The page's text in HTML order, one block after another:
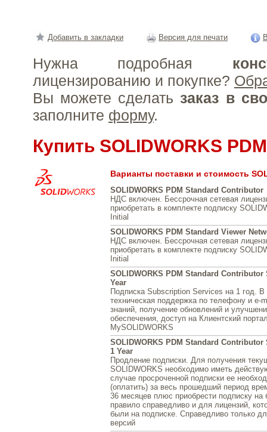
Добавить в закладки Версия для печати
Нужна подробная
лицензированию и покупке?
Вы можете сделать заказ в
заполните форму.
Купить SOLIDWORKS PDM
Варианты поставки и стоимость
SOLIDWORKS PDM Standard Contributor
НДС включен. Бессрочная сетевая
приобретать в комплекте подписку
Initial
SOLIDWORKS PDM Standard Viewer
НДС включен. Бессрочная сетевая
приобретать в комплекте подписку
Initial
SOLIDWORKS PDM Standard
Year
Подписка Subscription Services на 1 год. В
техническая поддержка по телефону и e-
знаний, получение обновлений и
обеспечения, доступ на Клиентский
MySOLIDWORKS
SOLIDWORKS PDM Standard Contributor
1 Year
Продление подписки. Для получения
SOLIDWORKS необходимо иметь
случае просроченной подписки ее
(оплатить) за весь прошедший период
36 месяцев плюс приобрести подписку
правило справедливо и для лицензий,
были на подписке. Справедливо только
версий